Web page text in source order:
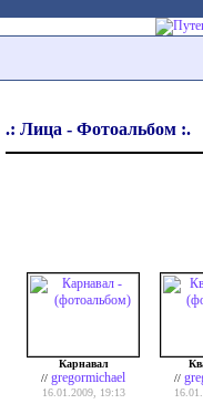
.: Лица - Фотоальбом :.
Карнавал
// gregormichael
16.01.2009, 19:13
//